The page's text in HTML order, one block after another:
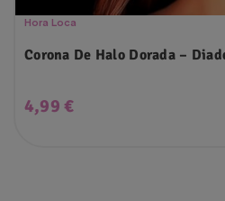
Hora Loca
Corona De Halo Dorada –
Precio
4,99 €